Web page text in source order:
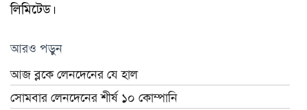
লিমিটেড।
আরও পড়ুন
আজ ব্লকে লেনদেনের যে হাল
সোমবার লেনদেনের শীর্ষ ১০ কোম্পানি